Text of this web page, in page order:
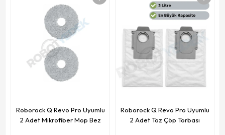
Roborock Q Revo Pro Uyumlu
2 Adet Mikrofiber Mop Bez
Roborock Q Revo Pro Uyumlu
2 Adet Toz Çöp Torbası